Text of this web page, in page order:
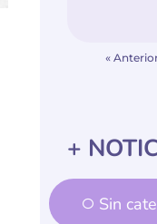
« Anterior
+
Sin